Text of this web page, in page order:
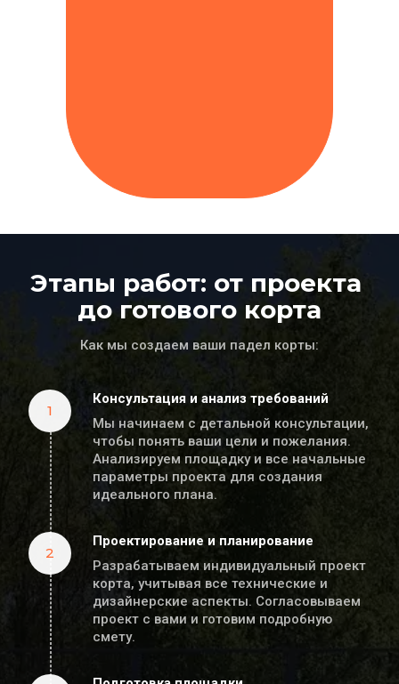
Этапы работ: от проекта
до готового корта
Как мы создаем ваши падел корты:
1
Консультация и анализ требований
Мы начинаем с детальной консультации,
чтобы понять ваши цели и пожелания.
Анализируем площадку и все начальные
параметры проекта для создания
идеального плана.
2
Проектирование и планирование
Разрабатываем индивидуальный проект
корта, учитывая все технические и
дизайнерские аспекты. Согласовываем
проект с вами и готовим подробную
смету.